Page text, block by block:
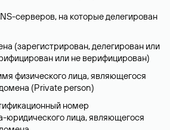
серверов, на которые делегирован
(зарегистрирован, делегирован или
или не верифицирован)
физического лица, являющегося
(Privatе person)
номер
юридического лица, являющегося